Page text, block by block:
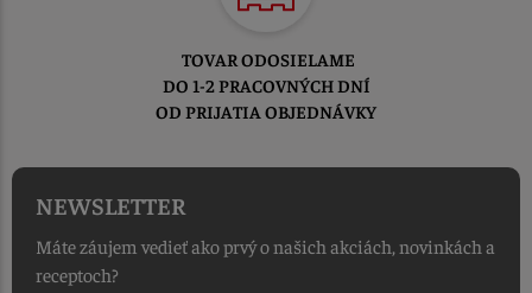
TOVAR ODOSIELAME
DO 1-2 PRACOVNÝCH DNÍ
OD PRIJATIA OBJEDNÁVKY
NEWSLETTER
Máte záujem vedieť ako prvý o našich akciách, novinkách a
receptoch?